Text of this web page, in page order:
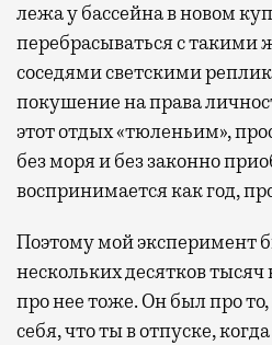
лежа у бассейна в новом
перебрасываться с такими
соседями светскими
покушение на права
этот отдых «тюленьим»,
без моря и без законно
воспринимается как год,
Поэтому мой эксперимент
нескольких десятков
про нее тоже. Он был про
себя, что ты в отпуске,